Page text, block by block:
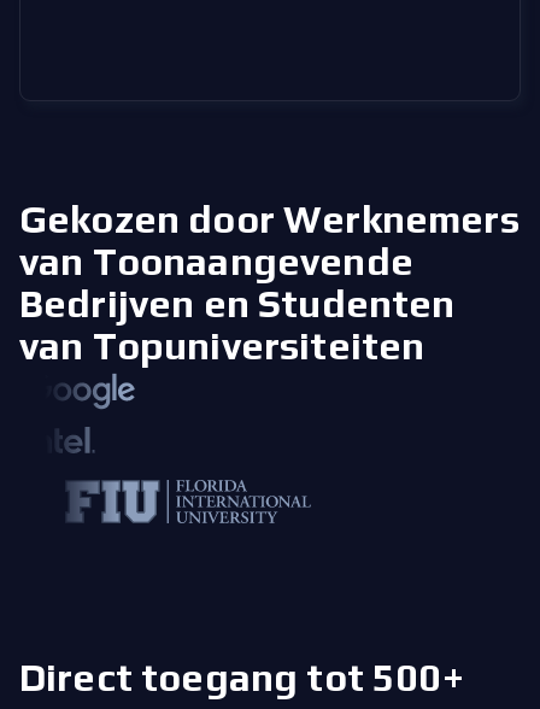
Gekozen door Werknemers
van Toonaangevende
Bedrijven en Studenten
van Topuniversiteiten
Direct toegang tot 500+